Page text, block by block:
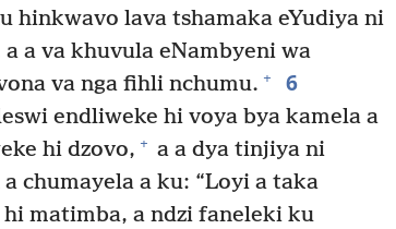
hinkwavo lava tshamaka eYudiya ni
a va khuvula eNambyeni wa
va nga fihli nchumu. + 6
endliweke hi voya bya kamela a
hi dzovo, + a a dya tinjiya ni
a chumayela a ku: “Loyi a taka
matimba, a ndzi faneleki ku